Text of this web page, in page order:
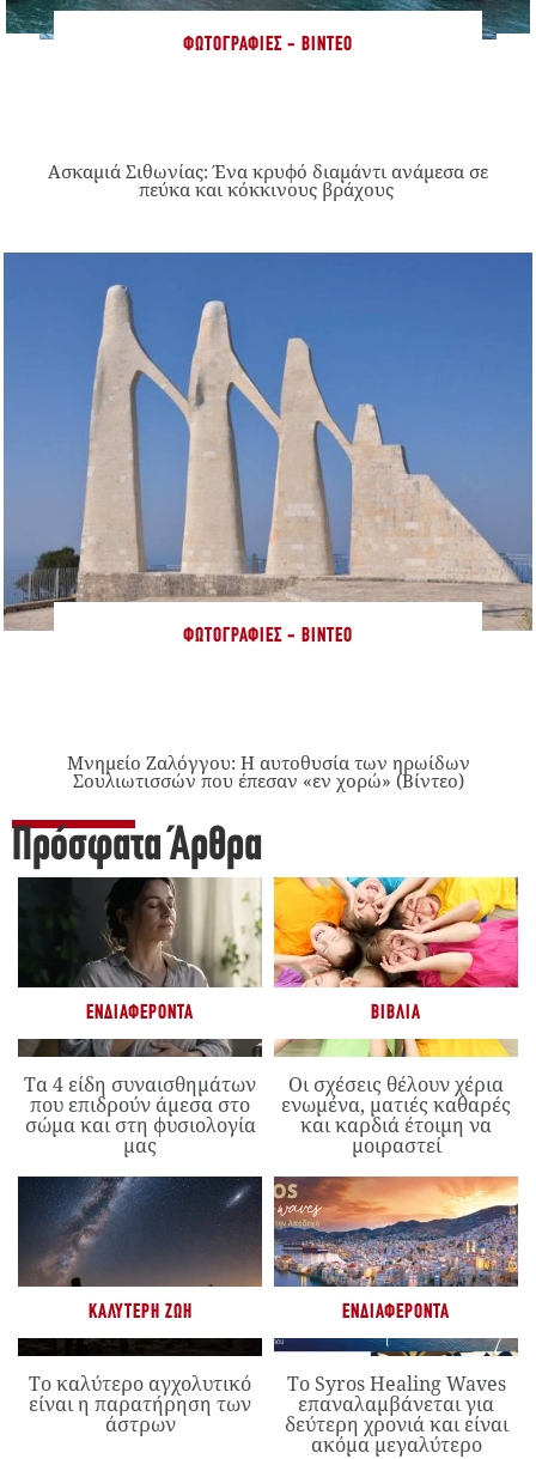
ΦΩΤΟΓΡΑΦΊΕΣ - ΒΊΝΤΕΟ
Ασκαμιά Σιθωνίας: Ένα κρυφό διαμάντι ανάμεσα σε
πεύκα και κόκκινους βράχους
ΦΩΤΟΓΡΑΦΊΕΣ - ΒΊΝΤΕΟ
Μνημείο Ζαλόγγου: Η αυτοθυσία των ηρωίδων
Σουλιωτισσών που έπεσαν «εν χορώ» (Βίντεο)
Πρόσφατα Άρθρα
ΕΝΔΙΑΦΈΡΟΝΤΑ
Τα 4 είδη συναισθημάτων
που επιδρούν άμεσα στο
σώμα και στη φυσιολογία
μας
ΒΙΒΛΊΑ
Οι σχέσεις θέλουν χέρια
ενωμένα, ματιές καθαρές
και καρδιά έτοιμη να
μοιραστεί
ΚΑΛΎΤΕΡΗ ΖΩΉ
Το καλύτερο αγχολυτικό
είναι η παρατήρηση των
άστρων
ΕΝΔΙΑΦΈΡΟΝΤΑ
Το Syros Healing Waves
επαναλαμβάνεται για
δεύτερη χρονιά και είναι
ακόμα μεγαλύτερο